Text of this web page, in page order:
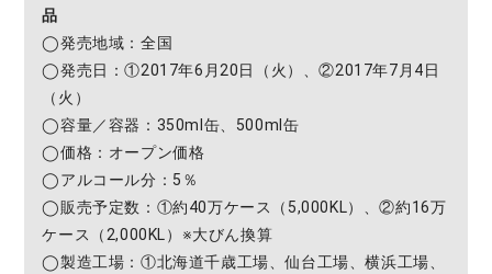
品
◯発売地域：全国
◯発売日：①2017年6月20日（火）、②2017年7月4日
（火）
◯容量／容器：350ml缶、500ml缶
◯価格：オープン価格
◯アルコール分：5％
◯販売予定数：①約40万ケース（5,000KL）、②約16万
ケース（2,000KL）※大びん換算
◯製造工場：①北海道千歳工場、仙台工場、横浜工場、